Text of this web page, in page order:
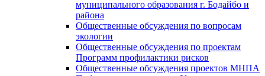
муниципального образования г. Бодайбо и
района
Общественные обсуждения по вопросам
экологии
Общественные обсуждения по проектам
Программ профилактики рисков
Общественные обсуждения проектов МНПА